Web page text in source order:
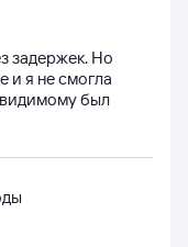
задержек. Но
и я не смогла
видимому был